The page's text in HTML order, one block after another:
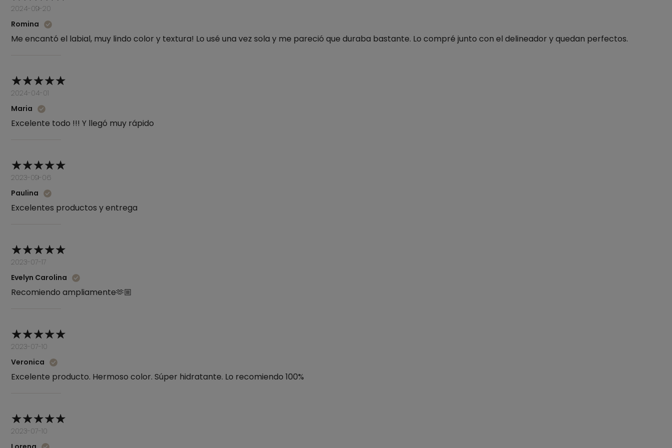
2024-09-20
Romina
Me encantó el labial, muy lindo color y textura! Lo usé una vez sola y me pareció que duraba bastante. Lo compré junto con el delineador y quedan perfectos.
2024-04-01
Maria
Excelente todo !!! Y llegó muy rápido
2023-09-06
Paulina
Excelentes productos y entrega
2023-07-17
Evelyn Carolina
Recomiendo ampliamente🫶🏼
2023-07-10
Veronica
Excelente producto. Hermoso color. Súper hidratante. Lo recomiendo 100%
2023-07-10